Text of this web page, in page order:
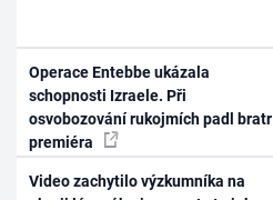
Operace Entebbe ukázala
schopnosti Izraele. Při
osvobozování rukojmích padl bratr
premiéra
Video zachytilo výzkumníka na